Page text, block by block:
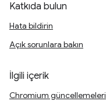
Katkıda bulun
Hata bildirin
Açık sorunlara bakın
İlgili içerik
Chromium güncellemeleri